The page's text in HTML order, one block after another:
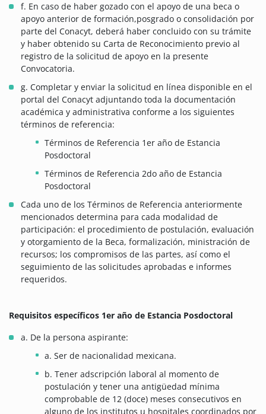
f. En caso de haber gozado con el apoyo de una beca o
apoyo anterior de formación,posgrado o consolidación por
parte del Conacyt, deberá haber concluido con su trámite
y haber obtenido su Carta de Reconocimiento previo al
registro de la solicitud de apoyo en la presente
Convocatoria.
g. Completar y enviar la solicitud en línea disponible en el
portal del Conacyt adjuntando toda la documentación
académica y administrativa conforme a los siguientes
términos de referencia:
Términos de Referencia 1er año de Estancia
Posdoctoral
Términos de Referencia 2do año de Estancia
Posdoctoral
Cada uno de los Términos de Referencia anteriormente
mencionados determina para cada modalidad de
participación: el procedimiento de postulación, evaluación
y otorgamiento de la Beca, formalización, ministración de
recursos; los compromisos de las partes, así como el
seguimiento de las solicitudes aprobadas e informes
requeridos.
Requisitos específicos 1er año de Estancia Posdoctoral
a. De la persona aspirante:
a. Ser de nacionalidad mexicana.
b. Tener adscripción laboral al momento de
postulación y tener una antigüedad mínima
comprobable de 12 (doce) meses consecutivos en
alguno de los institutos u hospitales coordinados por